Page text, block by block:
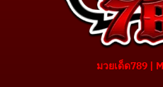
มวยเด็ด789 |